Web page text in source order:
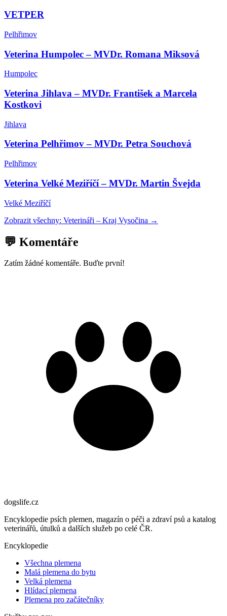
VETPER
Pelhřimov
Veterina Humpolec – MVDr. Romana Miksová
Humpolec
Veterina Jihlava – MVDr. František a Marcela
Kostkovi
Jihlava
Veterina Pelhřimov – MVDr. Petra Souchová
Pelhřimov
Veterina Velké Meziříčí – MVDr. Martin Švejda
Velké Meziříčí
Zobrazit všechny: Veterináři – Kraj Vysočina →
💬 Komentáře
Zatím žádné komentáře. Buďte první!
dogslife.cz
Encyklopedie psích plemen, magazín o péči a zdraví psů a katalog
veterinářů, útulků a dalších služeb po celé ČR.
Encyklopedie
Všechna plemena
Malá plemena do bytu
Velká plemena
Hlídací plemena
Plemena pro začátečníky